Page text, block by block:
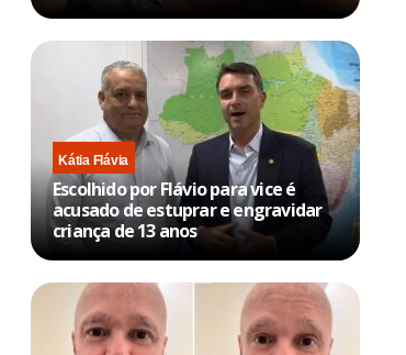
Kátia Flávia
Escolhido por Flávio para vice é
acusado de estuprar e engravidar
criança de 13 anos